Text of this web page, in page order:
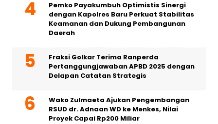
Pemko Payakumbuh Optimistis Sinergi
dengan Kapolres Baru Perkuat Stabilitas
Keamanan dan Dukung Pembangunan
Daerah
Fraksi Golkar Terima Ranperda
Pertanggungjawaban APBD 2025 dengan
Delapan Catatan Strategis
Wako Zulmaeta Ajukan Pengembangan
RSUD dr. Adnaan WD ke Menkes, Nilai
Proyek Capai Rp200 Miliar